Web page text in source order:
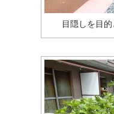
目隠しを目